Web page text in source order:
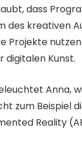
dass
des kreativen
Projekte
digitalen Kunst.
Anna,
zum Beispiel
Reality